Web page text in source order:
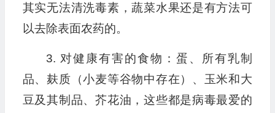
其实无法清洗毒素，蔬菜水果还是有方法可
以去除表面农药的。
3. 对健康有害的食物：蛋、所有乳制
品、麸质（小麦等谷物中存在）、玉米和大
豆及其制品、芥花油，这些都是病毒最爱的